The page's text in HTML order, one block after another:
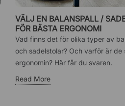
VÄLJ EN BALANSPALL /
FÖR BÄSTA ERGONOMI
Vad finns det för olika typer av
och sadelstolar? Och varför är de
ergonomin? Här får du svaren.
Read More